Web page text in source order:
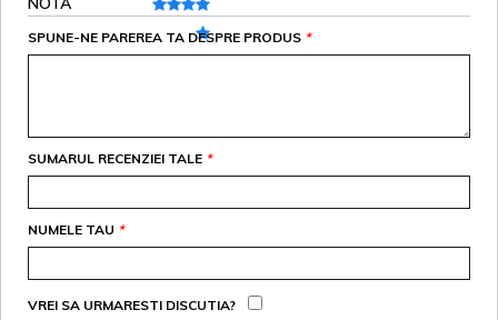
*
SPUNE-NE PAREREA TA DESPRE PRODUS
*
SUMARUL RECENZIEI TALE
*
NUMELE TAU
VREI SA URMARESTI DISCUTIA?